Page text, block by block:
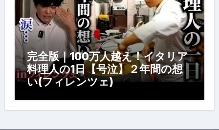
完全版｜100万人越え！イタリア
料理人の1日【号泣】２年間の想
い(フィレンツェ)